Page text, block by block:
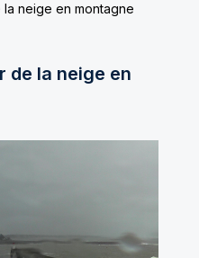
neige en montagne
de la neige en